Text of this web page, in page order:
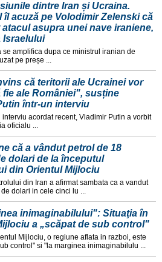
dintre Iran și Ucraina.
îl acuză pe Volodimir Zelenski că
asupra unei nave iraniene,
Israelului
amplifica dupa ce ministrul iranian de
pe preșe ...
că teritorii ale Ucrainei vor
fie ale României", susține
într-un interviu
interviu acordat recent, Vladimir Putin a vorbit
oficialu ...
că a vândut petrol de 18
dolari de la începutul
din Orientul Mijlociu
din Iran a afirmat sambata ca a vandut
dolari in cele cinci lu ...
inimaginabilului": Situaţia în
a „scăpat de sub control"
Mijlociu, o regiune aflata in razboi, este
control" si "la marginea inimaginabilulu ...